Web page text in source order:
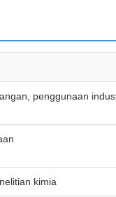
penggunaan
kimia